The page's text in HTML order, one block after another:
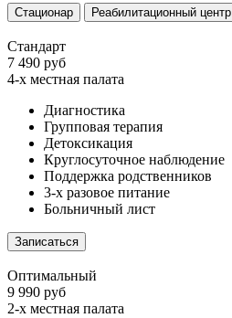
Стационар Реабилитационный центр
Стандарт
7 490 руб
4-х местная палата
Диагностика
Групповая терапия
Детоксикация
Круглосуточное наблюдение
Поддержка родственников
3-х разовое питание
Больничный лист
Записаться
Оптимальный
9 990 руб
2-х местная палата